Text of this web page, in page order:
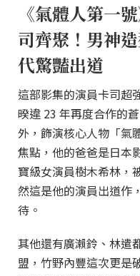
《氣體人第一
司齊聚！男神
代驚豔出道
這部影集的演員卡司超
暌違 23 年再度合作的
外，飾演核心人物「氣
焦點，他的爸爸是日本
寶級女演員樹木希林，
然這是他的演員出道作
待。
其他還有廣瀨鈴、林遣
盟，竹野內豐這次更是